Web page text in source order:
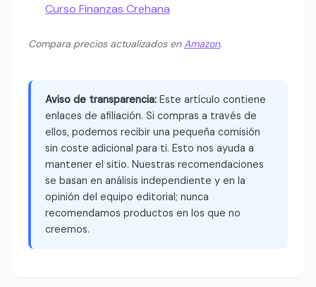
Curso Finanzas Crehana
Compara precios actualizados enAmazon.
Aviso de transparencia: Este artículo contiene
enlaces de afiliación. Si compras a través de
ellos, podemos recibir una pequeña comisión
sin coste adicional para ti. Esto nos ayuda a
mantener el sitio. Nuestras recomendaciones
se basan en análisis independiente y en la
opinión del equipo editorial; nunca
recomendamos productos en los que no
creemos.